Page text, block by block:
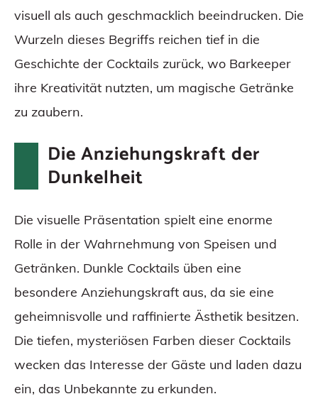
visuell als auch geschmacklich beeindrucken. Die
Wurzeln dieses Begriffs reichen tief in die
Geschichte der Cocktails zurück, wo Barkeeper
ihre Kreativität nutzten, um magische Getränke
zu zaubern.
Die Anziehungskraft der
Dunkelheit
Die visuelle Präsentation spielt eine enorme
Rolle in der Wahrnehmung von Speisen und
Getränken. Dunkle Cocktails üben eine
besondere Anziehungskraft aus, da sie eine
geheimnisvolle und raffinierte Ästhetik besitzen.
Die tiefen, mysteriösen Farben dieser Cocktails
wecken das Interesse der Gäste und laden dazu
ein, das Unbekannte zu erkunden.